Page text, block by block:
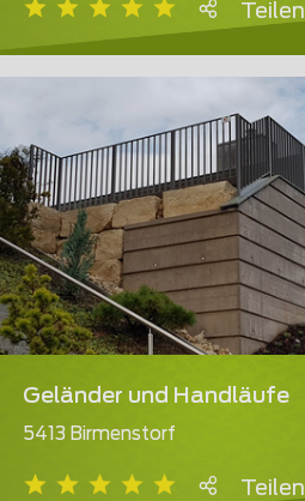
Teilen
Geländer und Handläufe
5413 Birmenstorf
Teilen